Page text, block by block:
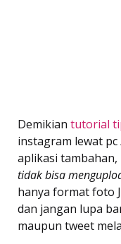
Demikian tutorial
instagram lewat
aplikasi
tidak bisa
hanya format foto
dan jangan lupa
maupun tweet